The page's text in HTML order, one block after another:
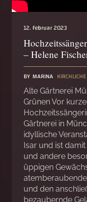
12. Februar 2023
– Helene
BY MARINA
Alte Gärtnerei
Grünen Vor
Gärtnerei in
idyllische
Isar und ist
und andere
üppigen
und den
bezaubernde